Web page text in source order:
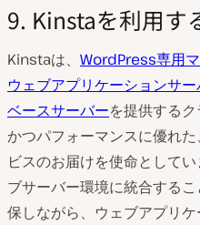
9. Kinstaを利用す
Kinstaは、 WordPress専用
ウェブアプリケーションサー
ベースサーバーを提供する
かつパフォーマンスに優れ
ビスのお届けを使命として
ブサーバー環境に統合する
保しながら、ウェブアプリ